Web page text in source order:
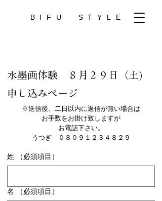
BIFU STYLE
水墨画体験　８月２９日（土)
申し込みページ
※送信後、二日以内に返信が無い場合は
お手数をお掛け致しますが
お電話下さい。
うつぎ　０８０９１２３４８２９
姓 （必須項目）
名 （必須項目）